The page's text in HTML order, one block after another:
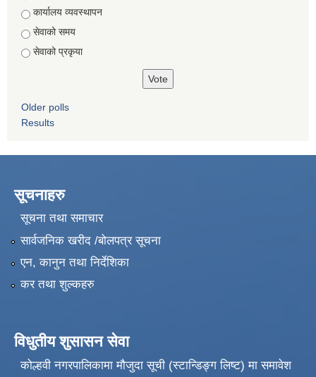
कार्यालय व्यवस्थापन
सेवाको समय
सेवाको प्रकृया
Older polls
Results
सूचनाहरु
सूचना तथा समाचार
सार्वजनिक खरीद /बोलपत्र सूचना
एन, कानुन तथा निर्देशिका
कर तथा शुल्कहरु
विधुतीय शुसासन सेवा
कोल्हवी नगरपालिकामा मौजुदा सूची (स्टान्डिङ्ग लिष्ट) मा समावेश